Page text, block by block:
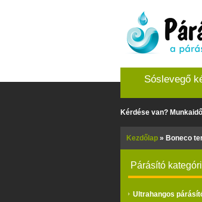
Sóslevegő
Kérdése van?
Kezdőlap » Boneco
Párásító
Ultrahangos